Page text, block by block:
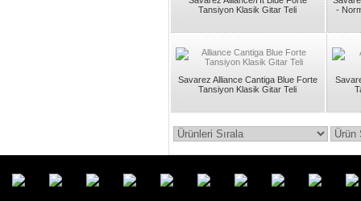
Tansiyon Klasik Gitar Teli
-
Savarez Alliance Cantiga Blue Forte
Tansiyon Klasik Gitar Teli